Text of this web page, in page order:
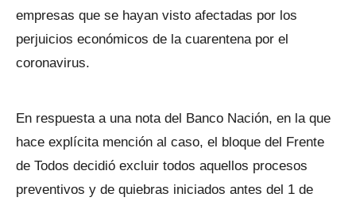
empresas que se hayan visto afectadas por los
perjuicios económicos de la cuarentena por el
coronavirus.
En respuesta a una nota del Banco Nación, en la que
hace explícita mención al caso, el bloque del Frente
de Todos decidió excluir todos aquellos procesos
preventivos y de quiebras iniciados antes del 1 de